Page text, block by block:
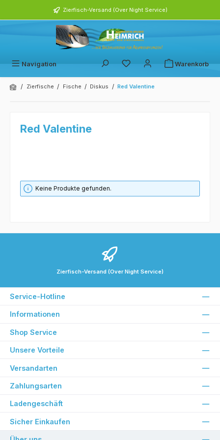
Zierfisch-Versand (Over Night Service)
Navigation Warenkorb
/ Zierfische / Fische / Diskus / Red Valentine
Red Valentine
Keine Produkte gefunden.
Zierfisch-Versand (Over Night Service)
Service-Hotline
Informationen
Shop Service
Unsere Vorteile
Versandarten
Zahlungsarten
Ladengeschäft
Sicher Einkaufen